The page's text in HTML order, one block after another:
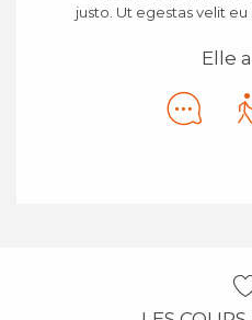
justo. Ut egestas velit
Elle